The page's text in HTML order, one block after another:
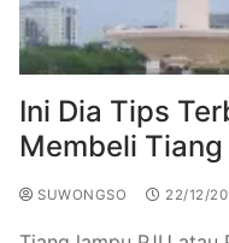
Ini Dia Tips
Membeli Tiang
SUWONGSO 22/12/